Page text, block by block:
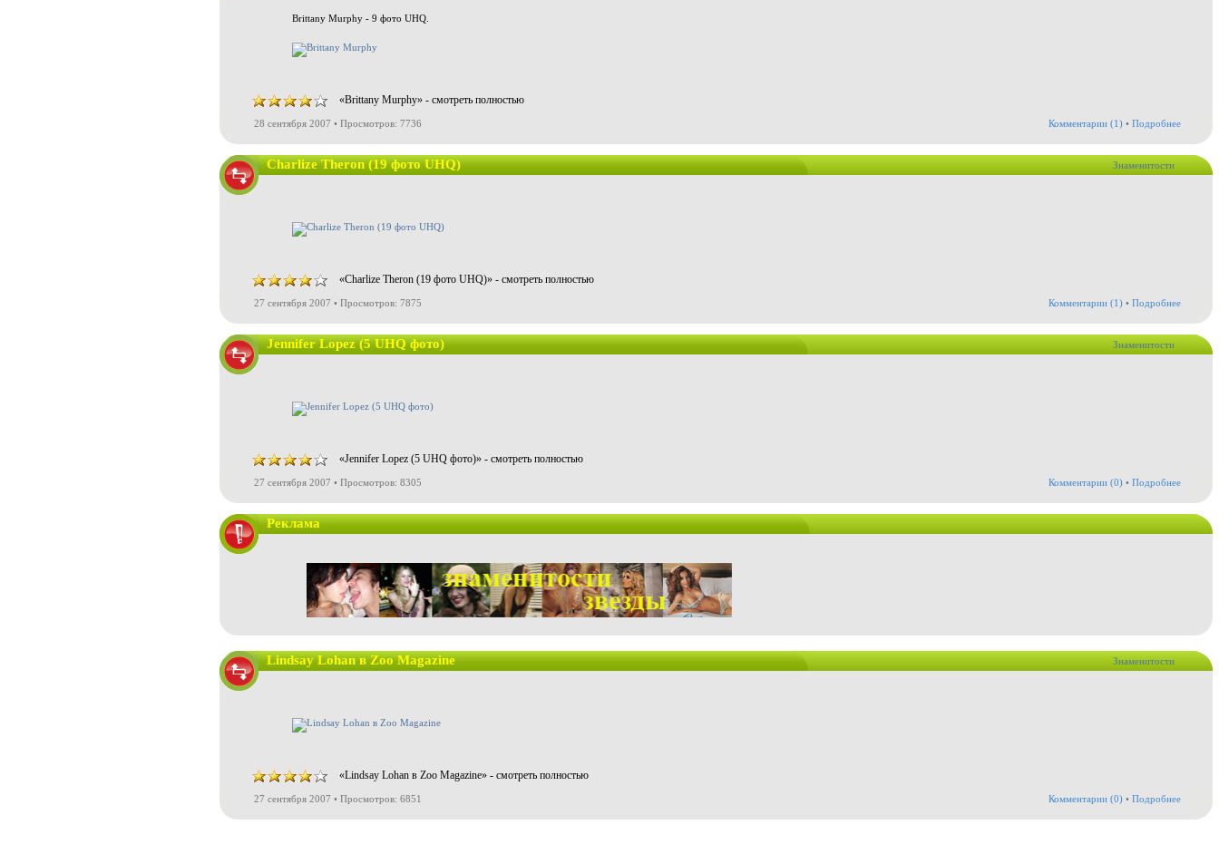
Brittany Murphy - 9 фото UHQ.
«Brittany Murphy» - смотреть полностью
28 сентября 2007 • Просмотров: 7736 Комментарии (1) • Подробнее
Charlize Theron (19 фото UHQ) Знаменитости
«Charlize Theron (19 фото UHQ)» - смотреть полностью
27 сентября 2007 • Просмотров: 7875 Комментарии (1) • Подробнее
Jennifer Lopez (5 UHQ фото) Знаменитости
«Jennifer Lopez (5 UHQ фото)» - смотреть полностью
27 сентября 2007 • Просмотров: 8305 Комментарии (0) • Подробнее
Реклама
Lindsay Lohan в Zoo Magazine Знаменитости
«Lindsay Lohan в Zoo Magazine» - смотреть полностью
27 сентября 2007 • Просмотров: 6851 Комментарии (0) • Подробнее